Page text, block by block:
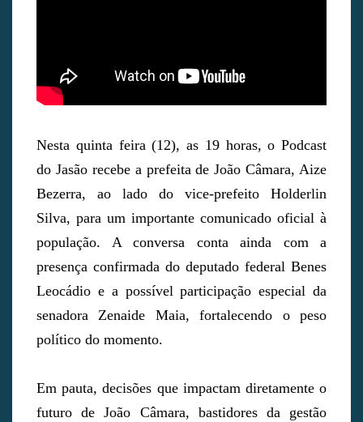
Nesta quinta feira (12), as 19 horas, o Podcast
do Jasão recebe a prefeita de João Câmara, Aize
Bezerra, ao lado do vice-prefeito Holderlin
Silva, para um importante comunicado oficial à
população. A conversa conta ainda com a
presença confirmada do deputado federal Benes
Leocádio e a possível participação especial da
senadora Zenaide Maia, fortalecendo o peso
político do momento.
Em pauta, decisões que impactam diretamente o
futuro de João Câmara, bastidores da gestão